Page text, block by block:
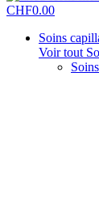
CHF0.00
Soins
Voir tout